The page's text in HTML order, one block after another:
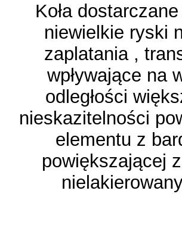
Koła
niewielkie ryski
zaplatania ,
wpływające na
odległości
nieskazitelności
elementu z
powiększającej